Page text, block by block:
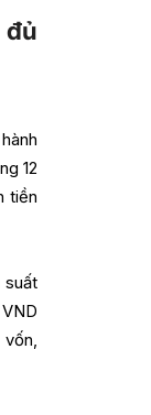
đủ
12
tiền
suất
vốn,